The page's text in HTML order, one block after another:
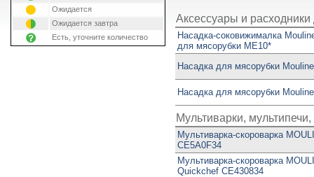
Ожидается
Ожидается завтра
Есть, уточните количество
Аксессуары и расходники
Насадка-соковижималка
для мясорубки ME10*
Насадка для мясорубки
Насадка для мясорубки
Мультиварки,
Мультиварка-скороварка
CE5A0F34
Мультиварка-скороварка
Quickchef CE430834